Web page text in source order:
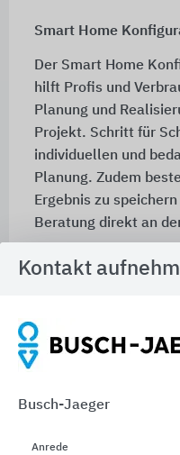
Smart Home
Der Smart Home
hilft Profis und
Planung und
Projekt. Schritt für
individuellen und
Planung. Zudem
Ergebnis zu
Beratung direkt an
Zum Konfigurator
Building
Kontakt
Busch-Jaeger
Anrede